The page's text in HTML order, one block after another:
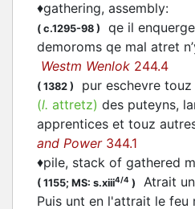
♦gathering, assembly:
( c.1295-98 )
qe il
demoroms qe mal atret
Westm Wenlok 244.4
( 1382 )
pur eschevre
(l. attretz) des puteyns,
apprentices et touz
and Power344.1
♦pile, stack of gathered
( 1155; MS: s.xiii4/4 )
Atrait
Puis unt en l'attrait le feu